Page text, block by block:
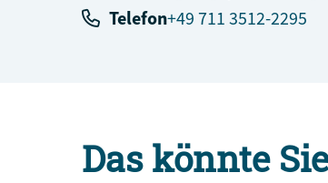
Telefon+49 711 3512-2295
Das könnte